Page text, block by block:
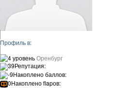
Профиль в:
4 уровеньОренбург
39Репутация:
-9Накоплено баллов:
0Накоплено flapов: